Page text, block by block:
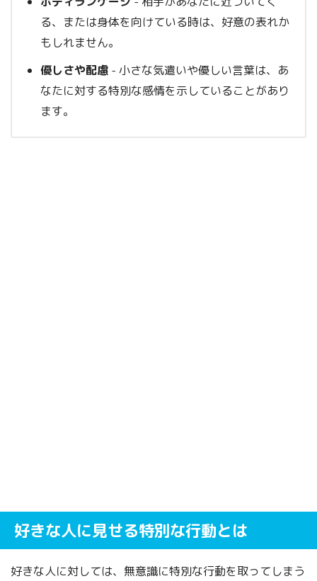
る、または身体を向けている時は、好意の表れか
もしれません。
優しさや配慮 - 小さな気遣いや優しい言葉は、あ
なたに対する特別な感情を示していることがあり
ます。
好きな人に見せる特別な行動とは
好きな人に対しては、無意識に特別な行動を取ってしまう